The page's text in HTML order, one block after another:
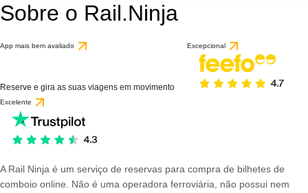
Sobre o Rail.Ninja
App mais bem avaliado
Reserve e gira as suas viagens em movimento
Excepcional
Excelente
A Rail Ninja é um serviço de reservas para compra de bilhetes de
comboio online. Não é uma operadora ferroviária, não possui nem